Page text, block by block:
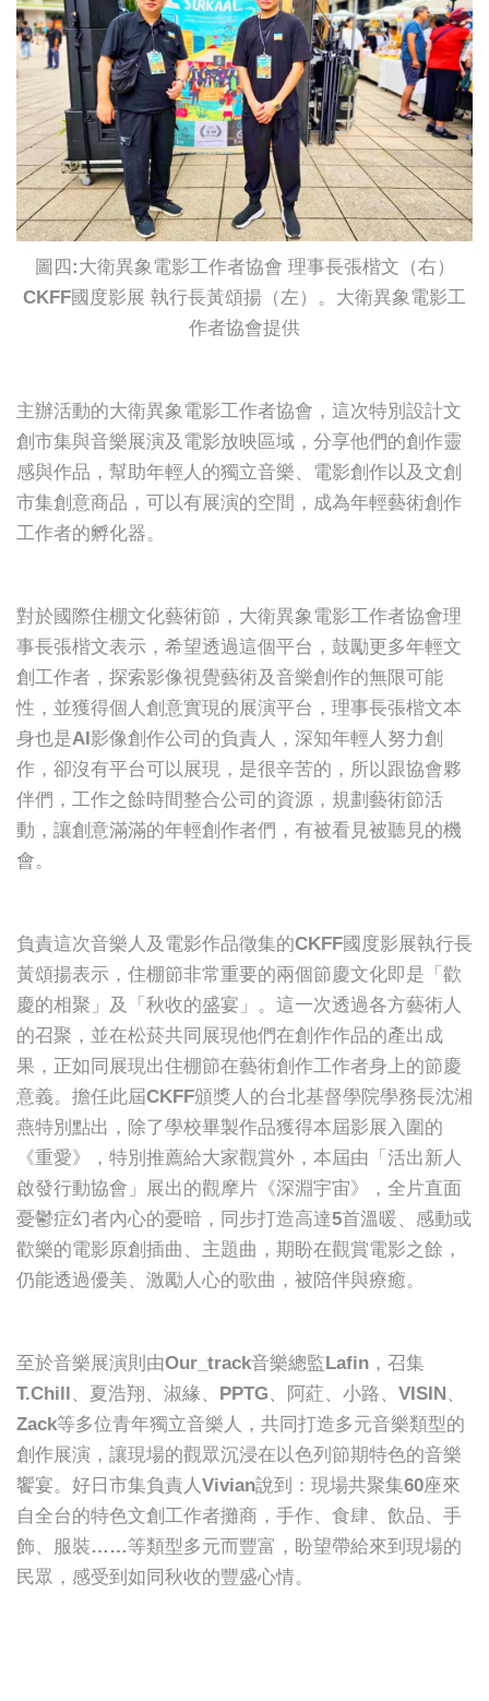
圖四:大衛異象電影工作者協會 理事長張楷文（右）
CKFF國度影展 執行長黃頌揚（左）。大衛異象電影工
作者協會提供
主辦活動的大衛異象電影工作者協會，這次特別設計文
創市集與音樂展演及電影放映區域，分享他們的創作靈
感與作品，幫助年輕人的獨立音樂、電影創作以及文創
市集創意商品，可以有展演的空間，成為年輕藝術創作
工作者的孵化器。
對於國際住棚文化藝術節，大衛異象電影工作者協會理
事長張楷文表示，希望透過這個平台，鼓勵更多年輕文
創工作者，探索影像視覺藝術及音樂創作的無限可能
性，並獲得個人創意實現的展演平台，理事長張楷文本
身也是AI影像創作公司的負責人，深知年輕人努力創
作，卻沒有平台可以展現，是很辛苦的，所以跟協會夥
伴們，工作之餘時間整合公司的資源，規劃藝術節活
動，讓創意滿滿的年輕創作者們，有被看見被聽見的機
會。
負責這次音樂人及電影作品徵集的CKFF國度影展執行長
黃頌揚表示，住棚節非常重要的兩個節慶文化即是「歡
慶的相聚」及「秋收的盛宴」。這一次透過各方藝術人
的召聚，並在松菸共同展現他們在創作作品的產出成
果，正如同展現出住棚節在藝術創作工作者身上的節慶
意義。擔任此屆CKFF頒獎人的台北基督學院學務長沈湘
燕特別點出，除了學校畢製作品獲得本屆影展入圍的
《重愛》，特別推薦給大家觀賞外，本屆由「活出新人
啟發行動協會」展出的觀摩片《深淵宇宙》，全片直面
憂鬱症幻者內心的憂暗，同步打造高達5首溫暖、感動或
歡樂的電影原創插曲、主題曲，期盼在觀賞電影之餘，
仍能透過優美、激勵人心的歌曲，被陪伴與療癒。
至於音樂展演則由Our_track音樂總監Lafin，召集
T.Chill、夏浩翔、淑緣、PPTG、阿葒、小路、VISIN、
Zack等多位青年獨立音樂人，共同打造多元音樂類型的
創作展演，讓現場的觀眾沉浸在以色列節期特色的音樂
饗宴。好日市集負責人Vivian說到：現場共聚集60座來
自全台的特色文創工作者攤商，手作、食肆、飲品、手
飾、服裝……等類型多元而豐富，盼望帶給來到現場的
民眾，感受到如同秋收的豐盛心情。